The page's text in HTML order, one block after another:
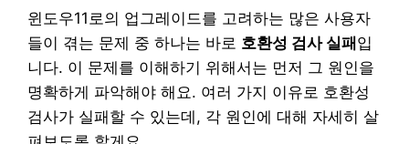
윈도우11로의 업그레이드를 고려하는 많은 사용자
들이 겪는 문제 중 하나는 바로 호환성 검사 실패입
니다. 이 문제를 이해하기 위해서는 먼저 그 원인을
명확하게 파악해야 해요. 여러 가지 이유로 호환성
검사가 실패할 수 있는데, 각 원인에 대해 자세히 살